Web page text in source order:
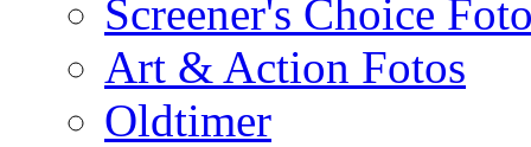
Screener's Choice
Art & Action Fotos
Oldtimer